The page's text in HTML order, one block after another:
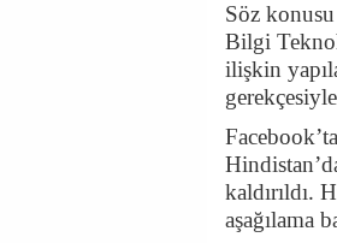
Söz
Bilgi
ilişkin
kaldırıldı.
aşağılama